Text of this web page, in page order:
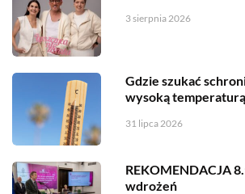
3 sierpnia 2026
Gdzie szukać
wysoką
31 lipca 2026
REKOMENDACJA
wdrożeń